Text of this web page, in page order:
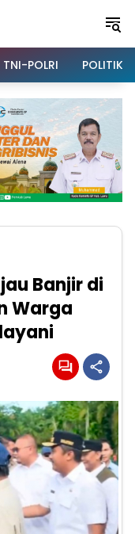
TNI-POLRI POLITIK
Banjir di
Warga